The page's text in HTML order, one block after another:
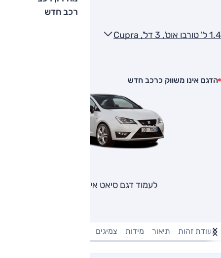
רכב חדש
1.4 ל' טורבו אוט', 3 דל', Cupra
הדגם אינו משווק כרכב חדש
לעמוד דגם סיאט איביזה
תעודת זהות תיאור מידות צמיגים